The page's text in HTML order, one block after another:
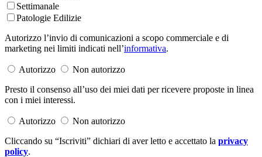
Settimanale
Patologie Edilizie
Autorizzo l’invio di comunicazioni a scopo commerciale e di
marketing nei limiti indicati nell’informativa.
Autorizzo
Non autorizzo
Presto il consenso all’uso dei miei dati per ricevere proposte in linea
con i miei interessi.
Autorizzo
Non autorizzo
Cliccando su “Iscriviti” dichiari di aver letto e accettato la privacy
policy.